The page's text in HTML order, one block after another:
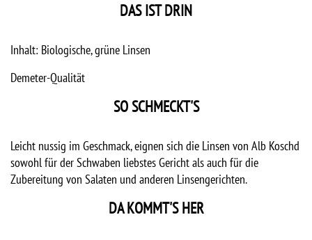
DAS IST DRIN
Inhalt: Biologische, grüne Linsen
Demeter-Qualität
SO SCHMECKT'S
Leicht nussig im Geschmack, eignen sich die Linsen von Alb Koschd
sowohl für der Schwaben liebstes Gericht als auch für die
Zubereitung von Salaten und anderen Linsengerichten.
DA KOMMT'S HER